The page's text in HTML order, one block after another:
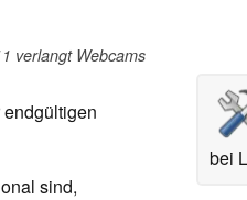
verlangt Webcams
bei
sind,